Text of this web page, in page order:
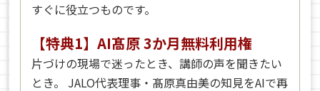
すぐに役立つものです。
【特典1】AI髙原 3か月無料利用権
片づけの現場で迷ったとき、講師の声を聞きたい
とき。 JALO代表理事・髙原真由美の知見をAIで再